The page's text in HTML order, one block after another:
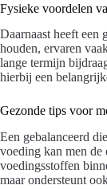
Fysieke voordelen
Daarnaast heeft een
houden, ervaren
lange termijn
hierbij een
Gezonde tips voor
Een gebalanceerd
voeding kan men de
voedingsstoffen
maar ondersteunt